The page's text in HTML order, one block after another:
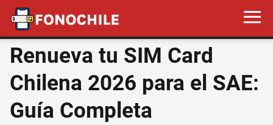
Renueva tu SIM Card
Chilena 2026 para el SAE:
Guía Completa